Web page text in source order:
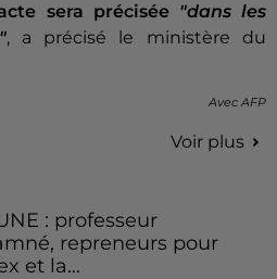
sera précisée "dans les
, a précisé le ministère du
AvecAFP
Voir plus
: professeur
repreneurs pour
et la...